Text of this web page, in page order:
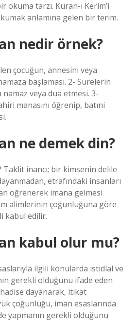
okuma tarzı. Kuran-ı Kerim’i
anlamına gelen bir terim.
nedir örnek?
çocuğun, annesini veya
başlaması. 2- Surelerin
namaz veya dua etmesi. 3-
manasını öğrenip, batıni
ne demek din?
Taklit inancı; bir kimsenin delile
etrafındaki insanları
öğrenerek imana gelmesi
alimlerinin çoğunluğuna göre
kabul edilir.
kabul olur mu?
ilgili konularda istidlal ve
gerekli olduğunu ifade eden
dayanarak, itikat
çoğunluğu, iman esaslarında
yapmanın gerekli olduğunu